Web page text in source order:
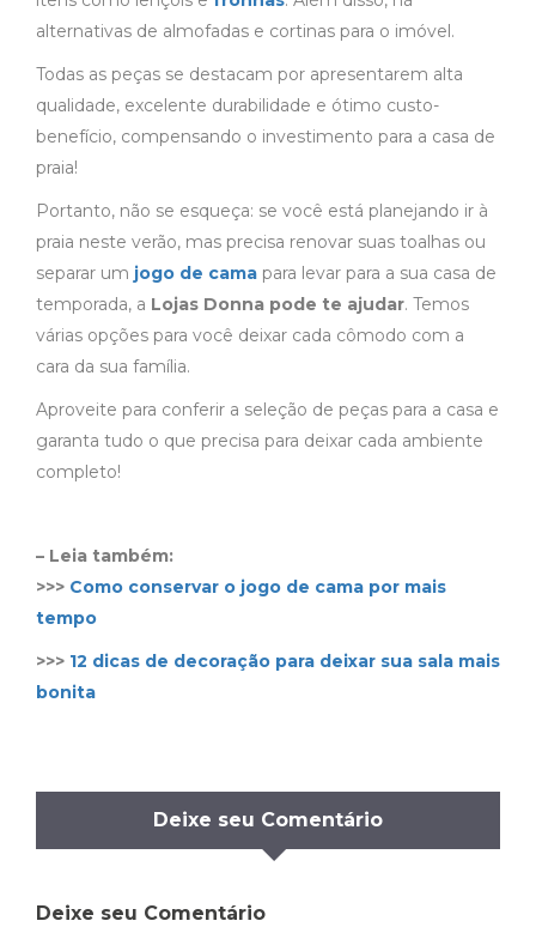
alternativas de almofadas e cortinas para o imóvel.
Todas as peças se destacam por apresentarem alta
qualidade, excelente durabilidade e ótimo custo-
benefício, compensando o investimento para a casa de
praia!
Portanto, não se esqueça: se você está planejando ir à
praia neste verão, mas precisa renovar suas toalhas ou
separar um jogo de cama para levar para a sua casa de
temporada, a Lojas Donna pode te ajudar. Temos
várias opções para você deixar cada cômodo com a
cara da sua família.
Aproveite para conferir a seleção de peças para a casa e
garanta tudo o que precisa para deixar cada ambiente
completo!
– Leia também:
>>> Como conservar o jogo de cama por mais
tempo
>>> 12 dicas de decoração para deixar sua sala mais
bonita
Deixe seu Comentário
Deixe seu Comentário